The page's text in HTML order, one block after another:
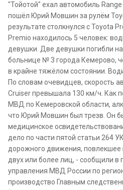
"Тойотой" ехал автомобиль Range
пошёл Юрий Мовшин за рулём
результате столкнулся с Toyota
Premio находилось 5 человек:
девушки. Две девушки погибли
больнице № 3 города Кемерово,
в крайне тяжёлом состоянии.
По словам очевидцев, скорость
Cruiser превышала 130 км/ч. Как
МВД по Кемеровской области,
что Юрий Мовшин был трезв. Он
медицинское
дело по части пятой статьи 264
дорожного движения, повлекшее
двух или более лиц, - сообщили в
управления МВД России по
производство Главным